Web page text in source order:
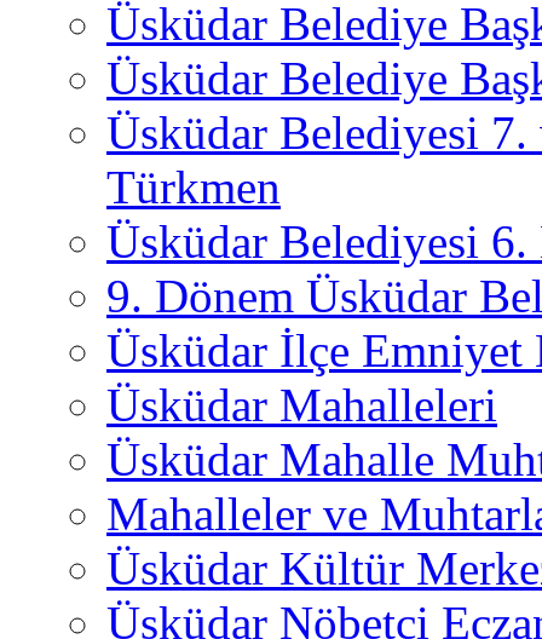
Üsküdar Belediye
Üsküdar Belediye
Üsküdar Belediyesi
Türkmen
Üsküdar Belediyesi 6.
9. Dönem Üsküdar
Üsküdar İlçe
Üsküdar Mahalleleri
Üsküdar Mahalle
Mahalleler ve
Üsküdar Kültür
Üsküdar Nöbetçi